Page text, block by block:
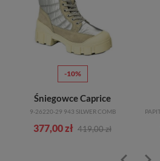
-10%
Śniegowce Caprice
9-26220-29 943 SILWER COMB
377,00 zł 419,00 zł